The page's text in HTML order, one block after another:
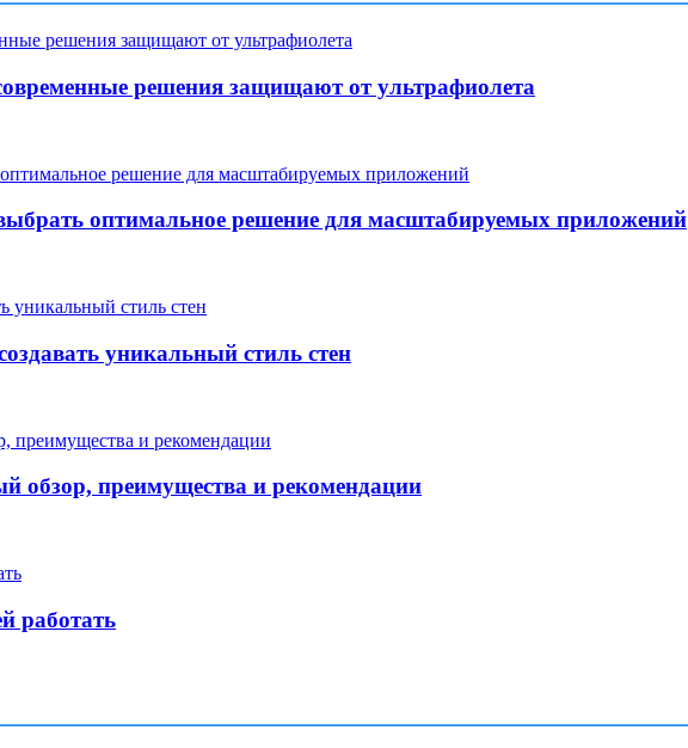
решения защищают от ультрафиолета
оптимальное решение для масштабируемых приложений
уникальный стиль стен
обзор, преимущества и рекомендации
работать